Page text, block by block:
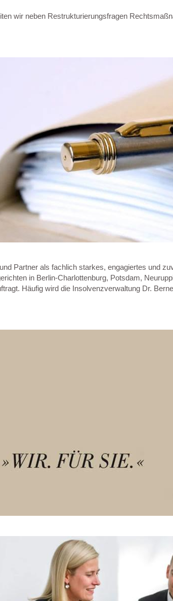
wir neben Restrukturierungsfragen
Partner als fachlich starkes, engagiertes und
in Berlin-Charlottenburg, Potsdam,
Häufig wird die Insolvenzverwaltung Dr.